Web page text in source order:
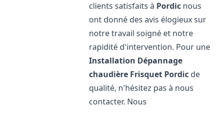
clients satisfaits à Pordic nous
ont donné des avis élogieux sur
notre travail soigné et notre
rapidité d'intervention. Pour une
Installation Dépannage
chaudière Frisquet Pordic de
qualité, n'hésitez pas à nous
contacter. Nous